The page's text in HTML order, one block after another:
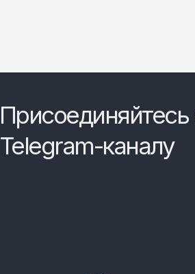
Telegram-каналу